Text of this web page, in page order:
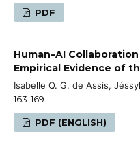
PDF
Human–AI
Empirical Evidence of
Isabelle Q. G. de Assis,
163-169
PDF (ENGLISH)